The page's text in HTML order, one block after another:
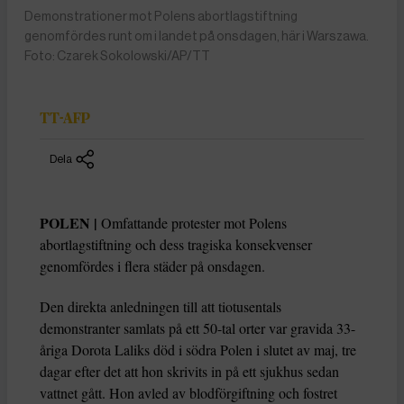
Demonstrationer mot Polens abortlagstiftning
genomfördes runt om i landet på onsdagen, här i Warszawa.
Foto: Czarek Sokolowski/AP/TT
TT-AFP
Dela
POLEN | Omfattande protester mot Polens
abortlagstiftning och dess tragiska konsekvenser
genomfördes i flera städer på onsdagen.
Den direkta anledningen till att tiotusentals
demonstranter samlats på ett 50-tal orter var gravida 33-
åriga Dorota Laliks död i södra Polen i slutet av maj, tre
dagar efter det att hon skrivits in på ett sjukhus sedan
vattnet gått. Hon avled av blodförgiftning och fostret